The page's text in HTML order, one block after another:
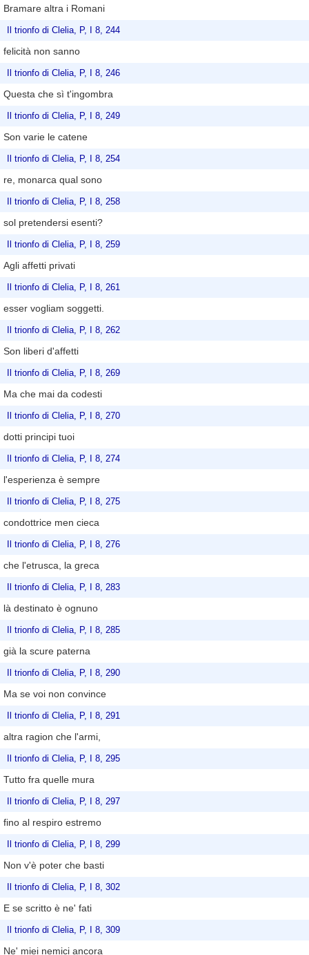
Bramare altra i Romani
Il trionfo di Clelia, P, I 8, 244
felicità non sanno
Il trionfo di Clelia, P, I 8, 246
Questa che sì t'ingombra
Il trionfo di Clelia, P, I 8, 249
Son varie le catene
Il trionfo di Clelia, P, I 8, 254
re, monarca qual sono
Il trionfo di Clelia, P, I 8, 258
sol pretendersi esenti?
Il trionfo di Clelia, P, I 8, 259
Agli affetti privati
Il trionfo di Clelia, P, I 8, 261
esser vogliam soggetti.
Il trionfo di Clelia, P, I 8, 262
Son liberi d'affetti
Il trionfo di Clelia, P, I 8, 269
Ma che mai da codesti
Il trionfo di Clelia, P, I 8, 270
dotti principi tuoi
Il trionfo di Clelia, P, I 8, 274
l'esperienza è sempre
Il trionfo di Clelia, P, I 8, 275
condottrice men cieca
Il trionfo di Clelia, P, I 8, 276
che l'etrusca, la greca
Il trionfo di Clelia, P, I 8, 283
là destinato è ognuno
Il trionfo di Clelia, P, I 8, 285
già la scure paterna
Il trionfo di Clelia, P, I 8, 290
Ma se voi non convince
Il trionfo di Clelia, P, I 8, 291
altra ragion che l'armi,
Il trionfo di Clelia, P, I 8, 295
Tutto fra quelle mura
Il trionfo di Clelia, P, I 8, 297
fino al respiro estremo
Il trionfo di Clelia, P, I 8, 299
Non v'è poter che basti
Il trionfo di Clelia, P, I 8, 302
E se scritto è ne' fati
Il trionfo di Clelia, P, I 8, 309
Ne' miei nemici ancora